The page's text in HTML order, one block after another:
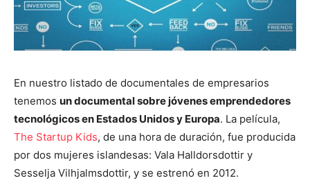
En nuestro listado de documentales de empresarios
tenemos un documental sobre jóvenes emprendedores
tecnológicos en Estados Unidos y Europa. La película,
The Startup Kids, de una hora de duración, fue producida
por dos mujeres islandesas: Vala Halldorsdottir y
Sesselja Vilhjalmsdottir, y se estrenó en 2012.